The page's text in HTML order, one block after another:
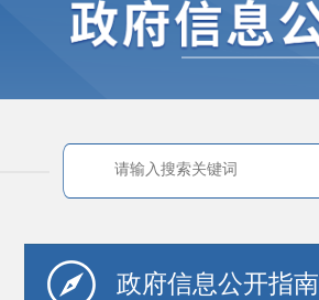
政府信息公开指南